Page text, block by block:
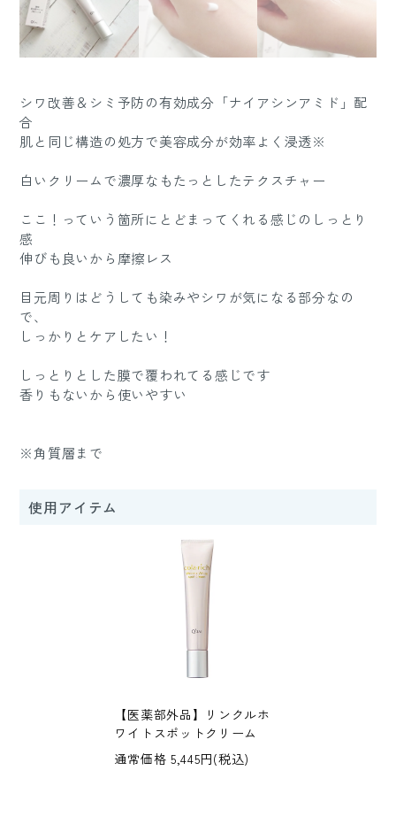
シワ改善＆シミ予防の有効成分「ナイアシンアミド」配
合
肌と同じ構造の処方で美容成分が効率よく浸透※
白いクリームで濃厚なもたっとしたテクスチャー
ここ！っていう箇所にとどまってくれる感じのしっとり
感
伸びも良いから摩擦レス
目元周りはどうしても染みやシワが気になる部分なの
で、
しっかりとケアしたい！
しっとりとした膜で覆われてる感じです
香りもないから使いやすい
※角質層まで
使用アイテム
【医薬部外品】リンクルホ
ワイトスポットクリーム
通常価格 5,445円(税込)